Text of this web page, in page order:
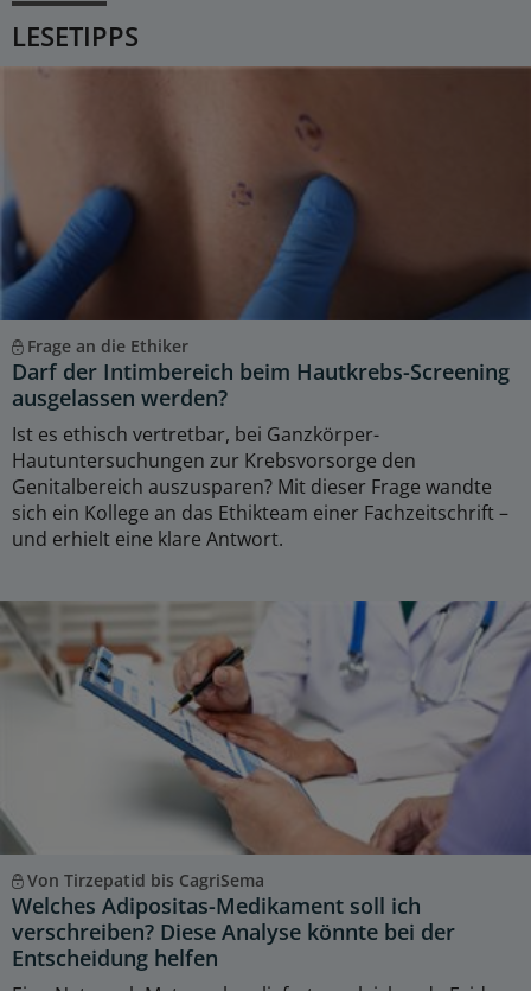
LESETIPPS
Frage an die Ethiker
Darf der Intimbereich beim Hautkrebs-Screening
ausgelassen werden?
Ist es ethisch vertretbar, bei Ganzkörper-
Hautuntersuchungen zur Krebsvorsorge den
Genitalbereich auszusparen? Mit dieser Frage wandte
sich ein Kollege an das Ethikteam einer Fachzeitschrift –
und erhielt eine klare Antwort.
Von Tirzepatid bis CagriSema
Welches Adipositas-Medikament soll ich
verschreiben? Diese Analyse könnte bei der
Entscheidung helfen